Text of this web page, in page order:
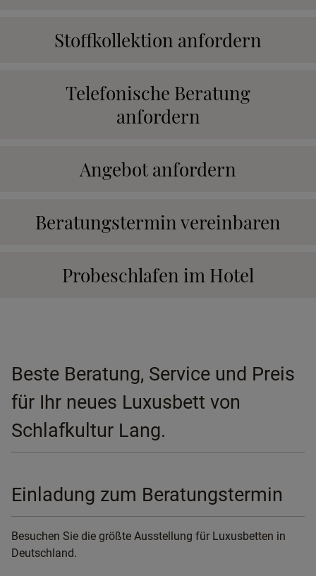
Stoffkollektion anfordern
Telefonische Beratung
anfordern
Angebot anfordern
Beratungstermin vereinbaren
Probeschlafen im Hotel
Beste Beratung, Service und Preis
für Ihr neues Luxusbett von
Schlafkultur Lang.
Einladung zum Beratungstermin
Besuchen Sie die größte Ausstellung für Luxusbetten in
Deutschland.